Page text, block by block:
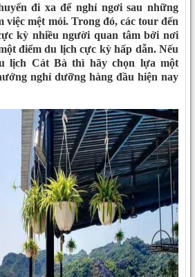
đi xa để nghỉ ngơi sau những
việc mệt mỏi. Trong đó, các tour đến
kỳ nhiều người quan tâm bởi nơi
điểm du lịch cực kỳ hấp dẫn. Nếu
lịch Cát Bà thì hãy chọn lựa một
nghỉ dưỡng hàng đầu hiện nay